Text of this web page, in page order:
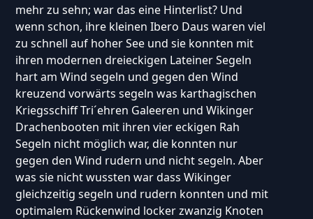
mehr zu sehn; war das eine Hinterlist? Und
wenn schon, ihre kleinen Ibero Daus waren viel
zu schnell auf hoher See und sie konnten mit
ihren modernen dreieckigen Lateiner Segeln
hart am Wind segeln und gegen den Wind
kreuzend vorwärts segeln was karthagischen
Kriegsschiff Tri´ehren Galeeren und Wikinger
Drachenbooten mit ihren vier eckigen Rah
Segeln nicht möglich war, die konnten nur
gegen den Wind rudern und nicht segeln. Aber
was sie nicht wussten war dass Wikinger
gleichzeitig segeln und rudern konnten und mit
optimalem Rückenwind locker zwanzig Knoten